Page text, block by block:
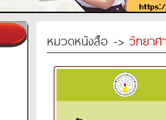
หมวดหนังสือ -> วิทยาศ